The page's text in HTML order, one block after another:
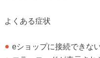
よくある症状
eショップに接続できな